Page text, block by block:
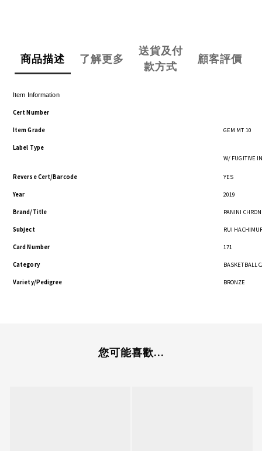
商品描述 了解更多
送貨及付
款方式
顧客評價
Item Information
Cert Number
Item Grade GEM MT 10
Label Type
W/ FUGITIVE
Reverse Cert/Barcode YES
Year 2019
Brand/Title PANINI
Subject RUI
Card Number 171
Category BASKETBALL
Variety/Pedigree BRONZE
您可能喜歡...